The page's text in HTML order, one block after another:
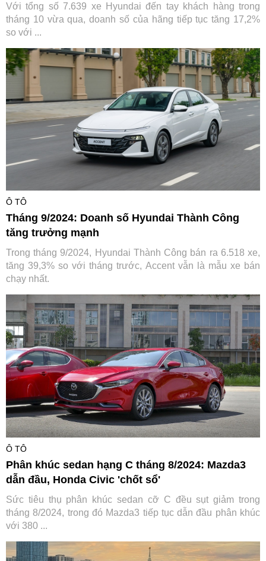
Với tổng số 7.639 xe Hyundai đến tay khách hàng trong
tháng 10 vừa qua, doanh số của hãng tiếp tục tăng 17,2%
so với ...
Ô TÔ
Tháng 9/2024: Doanh số Hyundai Thành Công
tăng trưởng mạnh
Trong tháng 9/2024, Hyundai Thành Công bán ra 6.518 xe,
tăng 39,3% so với tháng trước, Accent vẫn là mẫu xe bán
chạy nhất.
Ô TÔ
Phân khúc sedan hạng C tháng 8/2024: Mazda3
dẫn đầu, Honda Civic 'chốt sổ'
Sức tiêu thụ phân khúc sedan cỡ C đều sụt giảm trong
tháng 8/2024, trong đó Mazda3 tiếp tục dẫn đầu phân khúc
với 380 ...